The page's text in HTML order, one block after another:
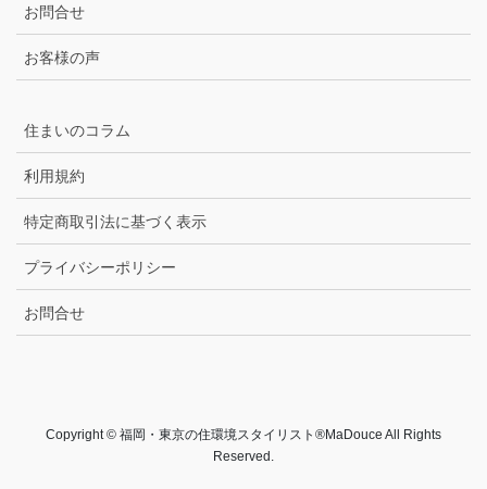
お問合せ
お客様の声
住まいのコラム
利用規約
特定商取引法に基づく表示
プライバシーポリシー
お問合せ
Copyright © 福岡・東京の住環境スタイリスト®MaDouce All Rights
Reserved.